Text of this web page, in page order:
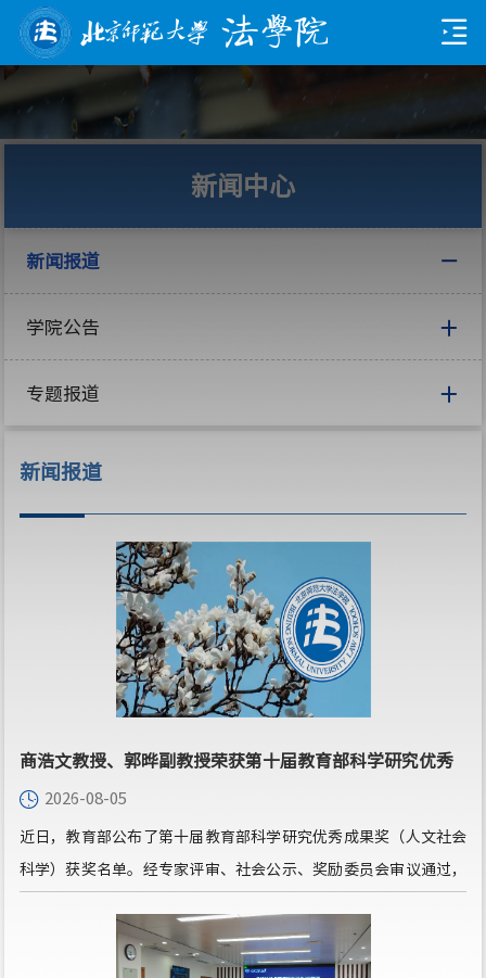
新闻中心
新闻报道
学院公告
专题报道
新闻报道
商浩文教授、郭晔副教授荣获第十届教育部科学研究优秀
成果奖（人文社会科学）青年成果奖
2026-08-05
近日，教育部公布了第十届教育部科学研究优秀成果奖（人文社会
科学）获奖名单。经专家评审、社会公示、奖励委员会审议通过，
作论文奖67项，含一等奖5项、二等奖30项、三等奖32项；咨询服
务报告奖5项，含二等奖3项、三等奖2项；青年成果奖10项。